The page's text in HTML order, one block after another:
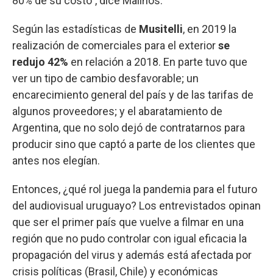
Según las estadísticas de Musitelli, en 2019 la
realización de comerciales para el exteriorse
redujo 42% en relación a 2018. En parte tuvo que
ver un tipo de cambio desfavorable; un
encarecimiento general del país y de las tarifas de
algunos proveedores; y el abaratamiento de
Argentina, que no solo dejó de contratarnos para
producir sino que captó a parte de los clientes que
antes nos elegían.
Entonces, ¿qué rol juega la pandemia para el futuro
del audiovisual uruguayo? Los entrevistados opinan
que ser el primer país que vuelve a filmar en una
región que no pudo controlar con igual eficacia la
propagación del virus y además está afectada por
crisis políticas (Brasil, Chile) y económicas